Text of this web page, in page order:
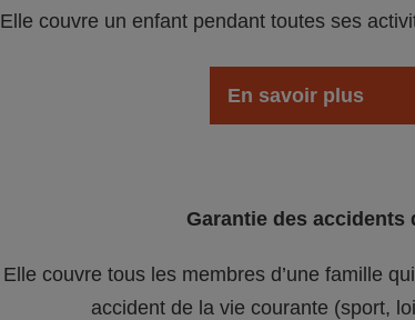
Elle couvre un enfant pendant toutes ses
En savoir plus
Garantie des accidents
Elle couvre tous les membres d’une famille
accident de la vie courante (sport,